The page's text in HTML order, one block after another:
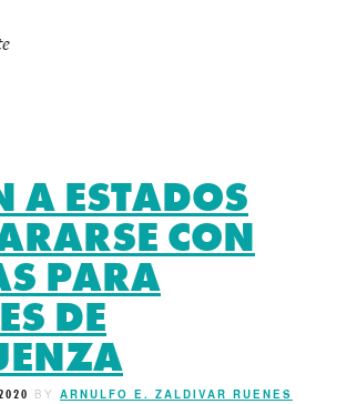
A ESTADOS
CON
PARA
DE
BY ARNULFO E. ZALDIVAR RUENES